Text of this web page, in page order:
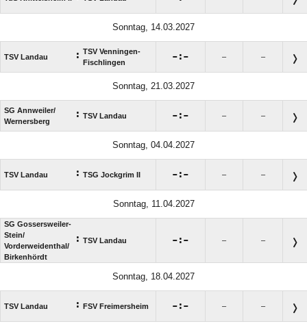
Sonntag, 14.03.2027
TSV Landau : TSV Venningen-
Fischlingen
: – –
Sonntag, 21.03.2027
SG Annweiler/​
Wernersberg
: TSV Landau : – –
Sonntag, 04.04.2027
TSV Landau : TSG Jockgrim II : – –
Sonntag, 11.04.2027
SG Gossersweiler-
Stein/​
Vorderweidenthal/​
Birkenhördt
: TSV Landau : – –
Sonntag, 18.04.2027
TSV Landau : FSV Freimersheim : – –